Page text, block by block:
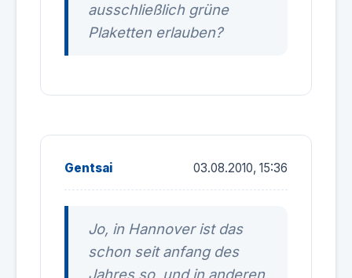
ausschließlich grüne
Plaketten erlauben?
Gentsai 03.08.2010, 15:36
Jo, in Hannover ist das
schon seit anfang des
Jahres so, und in anderen